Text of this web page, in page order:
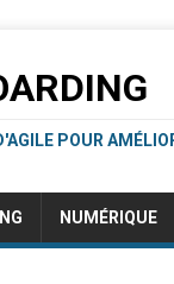
POUR
NUMÉRIQUE